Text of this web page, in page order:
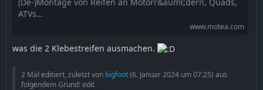
ATVs…
www.motea.com
was die 2 Klebestreifen ausmachen.
2 Mal editiert, zuletzt von bigfoot(6. Januar 2024 um 07:25) aus
folgendem Grund: edit